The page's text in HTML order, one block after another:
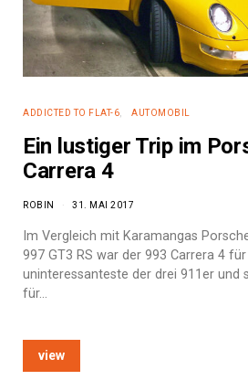
ADDICTED TO FLAT-6 AUTOMOBIL
Ein lustiger Trip im
Carrera 4
ROBIN 31. MAI 2017
Im Vergleich mit Karamangas
997 GT3 RS war der 993 Carrera 4
uninteressanteste der drei 911er und
für…
view